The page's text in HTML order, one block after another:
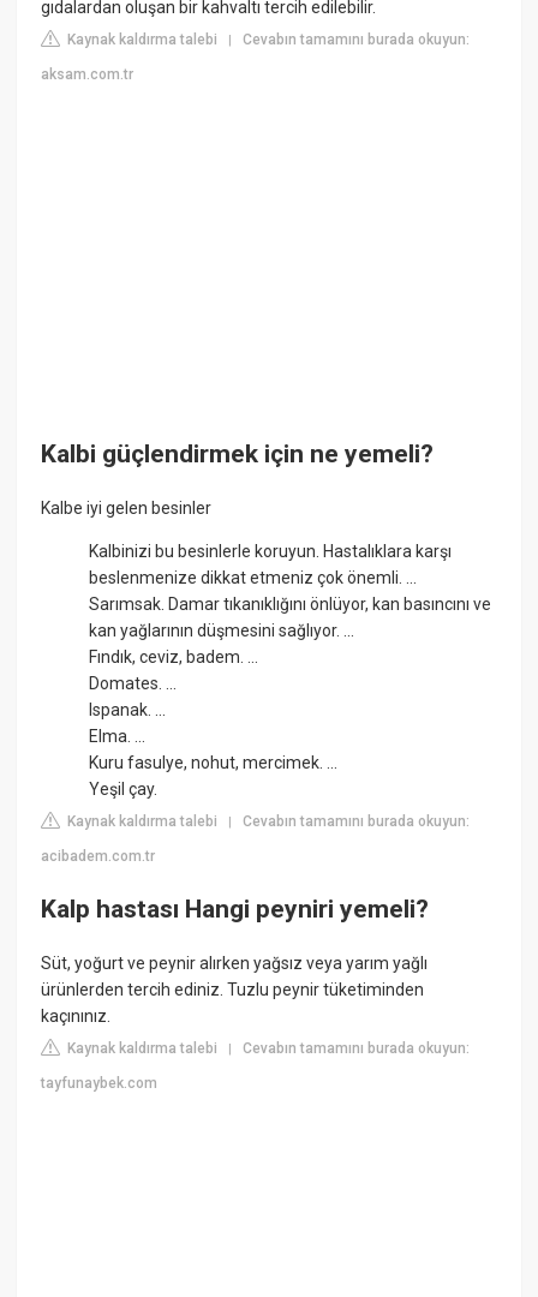
gıdalardan oluşan bir kahvaltı tercih edilebilir.
Kaynak kaldırma talebi |Cevabın tamamını burada okuyun:
aksam.com.tr
Kalbi güçlendirmek için ne yemeli?
Kalbe iyi gelen besinler
Kalbinizi bu besinlerle koruyun. Hastalıklara karşı
beslenmenize dikkat etmeniz çok önemli. ...
Sarımsak. Damar tıkanıklığını önlüyor, kan basıncını ve
kan yağlarının düşmesini sağlıyor. ...
Fındık, ceviz, badem. ...
Domates. ...
Ispanak. ...
Elma. ...
Kuru fasulye, nohut, mercimek. ...
Yeşil çay.
Kaynak kaldırma talebi |Cevabın tamamını burada okuyun:
acibadem.com.tr
Kalp hastası Hangi peyniri yemeli?
Süt, yoğurt ve peynir alırken yağsız veya yarım yağlı
ürünlerden tercih ediniz. Tuzlu peynir tüketiminden
kaçınınız.
Kaynak kaldırma talebi |Cevabın tamamını burada okuyun:
tayfunaybek.com